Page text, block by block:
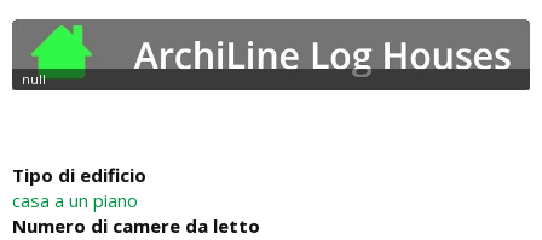
Tipo di edificio
casa a un piano
Numero di camere da letto